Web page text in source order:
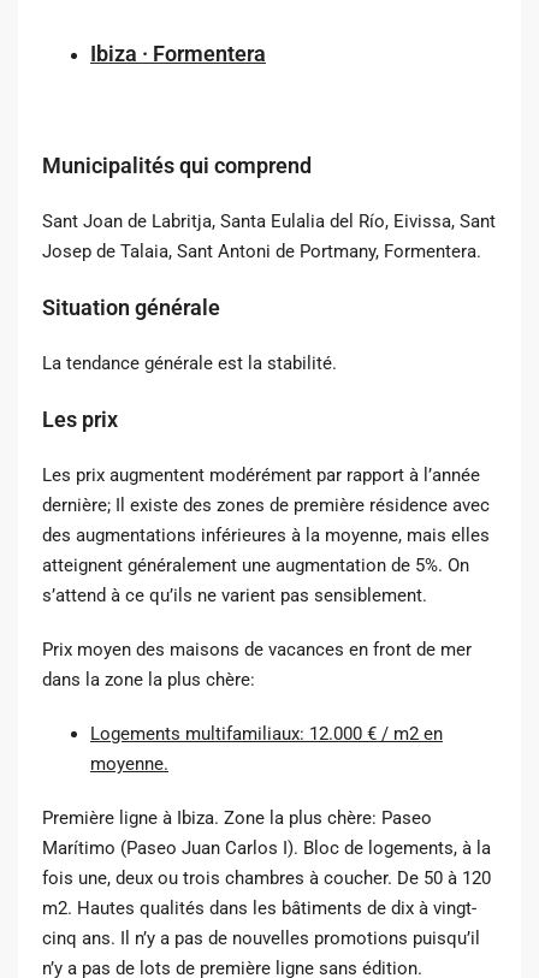
Ibiza · Formentera
Municipalités qui comprend
Sant Joan de Labritja, Santa Eulalia del Río, Eivissa, Sant
Josep de Talaia, Sant Antoni de Portmany, Formentera.
Situation générale
La tendance générale est la stabilité.
Les prix
Les prix augmentent modérément par rapport à l’année
dernière; Il existe des zones de première résidence avec
des augmentations inférieures à la moyenne, mais elles
atteignent généralement une augmentation de 5%. On
s’attend à ce qu’ils ne varient pas sensiblement.
Prix ​​moyen des maisons de vacances en front de mer
dans la zone la plus chère:
Logements multifamiliaux: 12.000 € / m2 en
moyenne.
Première ligne à Ibiza. Zone la plus chère: Paseo
Marítimo (Paseo Juan Carlos I). Bloc de logements, à la
fois une, deux ou trois chambres à coucher. De 50 à 120
m2. Hautes qualités dans les bâtiments de dix à vingt-
cinq ans. Il n’y a pas de nouvelles promotions puisqu’il
n’y a pas de lots de première ligne sans édition.